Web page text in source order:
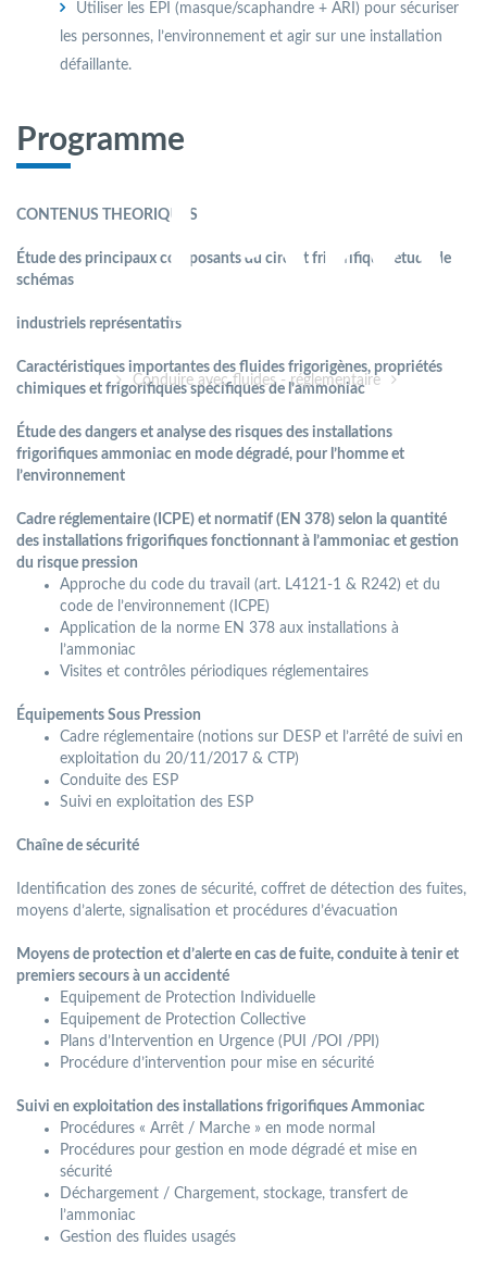
Accueil Conduire avec fluides - réglementaire
Utiliser les EPI (masque/scaphandre + ARI) pour sécuriser
les personnes, l’environnement et agir sur une installation
défaillante.
Programme
CONTENUS THEORIQUES
Étude des principaux composants du circuit frigoriﬁque, étude de
schémas
industriels représentatifs
Caractéristiques importantes des ﬂuides frigorigènes, propriétés
chimiques et frigoriﬁques spéciﬁques de l’ammoniac
Étude des dangers et analyse des risques des installations
frigoriﬁques ammoniac en mode dégradé, pour l’homme et
l’environnement
Cadre réglementaire (ICPE) et normatif (EN 378) selon la quantité
des installations frigoriﬁques fonctionnant à l’ammoniac et gestion
du risque pression
Approche du code du travail (art. L4121-1 & R242) et du
code de l’environnement (ICPE)
Application de la norme EN 378 aux installations à
l’ammoniac
Visites et contrôles périodiques réglementaires
Équipements Sous Pression
Cadre réglementaire (notions sur DESP et l’arrêté de suivi en
exploitation du 20/11/2017 & CTP)
Conduite des ESP
Suivi en exploitation des ESP
Chaîne de sécurité
Identiﬁcation des zones de sécurité, coffret de détection des fuites,
moyens d’alerte, signalisation et procédures d’évacuation
Moyens de protection et d’alerte en cas de fuite, conduite à tenir et
premiers secours à un accidenté
Equipement de Protection Individuelle
Equipement de Protection Collective
Plans d’Intervention en Urgence (PUI /POI /PPI)
Procédure d’intervention pour mise en sécurité
Suivi en exploitation des installations frigoriﬁques Ammoniac
Procédures « Arrêt / Marche » en mode normal
Procédures pour gestion en mode dégradé et mise en
sécurité
Déchargement / Chargement, stockage, transfert de
l’ammoniac
Gestion des ﬂuides usagés